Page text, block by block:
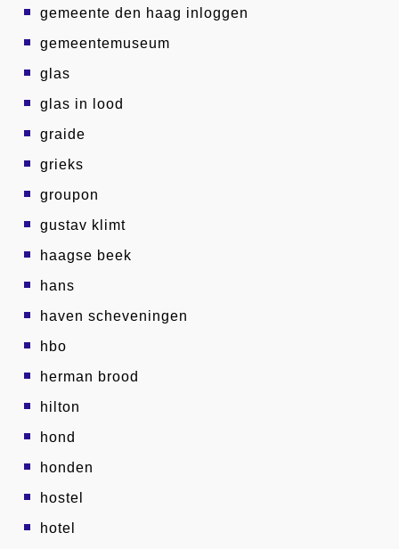
gemeente den haag inloggen
gemeentemuseum
glas
glas in lood
graide
grieks
groupon
gustav klimt
haagse beek
hans
haven scheveningen
hbo
herman brood
hilton
hond
honden
hostel
hotel